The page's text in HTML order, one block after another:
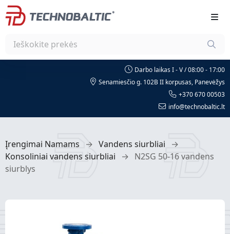
Darbo laikas I - V / 08:00 - 17:00
Senamiesčio g. 102B II korpusas, Panevėžys
+370 670 00503
info@technobaltic.lt
Įrengimai Namams → Vandens siurbliai
→
Konsoliniai vandens siurbliai
→ N2SG 50-16 vandens
siurblys